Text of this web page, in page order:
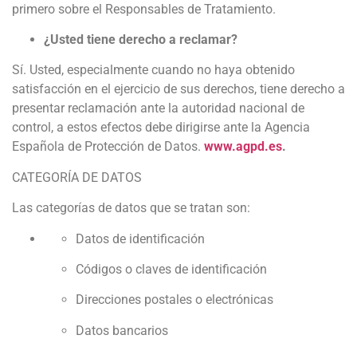
primero sobre el Responsables de Tratamiento.
¿Usted tiene derecho a reclamar?
Sí. Usted, especialmente cuando no haya obtenido
satisfacción en el ejercicio de sus derechos, tiene derecho a
presentar reclamación ante la autoridad nacional de
control, a estos efectos debe dirigirse ante la Agencia
Española de Protección de Datos. www.agpd.es.
CATEGORÍA DE DATOS
Las categorías de datos que se tratan son:
Datos de identificación
Códigos o claves de identificación
Direcciones postales o electrónicas
Datos bancarios